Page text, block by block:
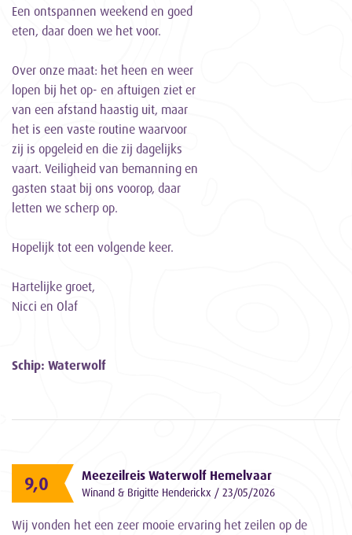
Een ontspannen weekend en goed
eten, daar doen we het voor.
Over onze maat: het heen en weer
lopen bij het op- en aftuigen ziet er
van een afstand haastig uit, maar
het is een vaste routine waarvoor
zij is opgeleid en die zij dagelijks
vaart. Veiligheid van bemanning en
gasten staat bij ons voorop, daar
letten we scherp op.
Hopelijk tot een volgende keer.
Hartelijke groet,
Nicci en Olaf
Schip: Waterwolf
9,0 Meezeilreis Waterwolf Hemelvaar
Winand & Brigitte Henderickx / 23/05/2026
Wij vonden het een zeer mooie ervaring het zeilen op de